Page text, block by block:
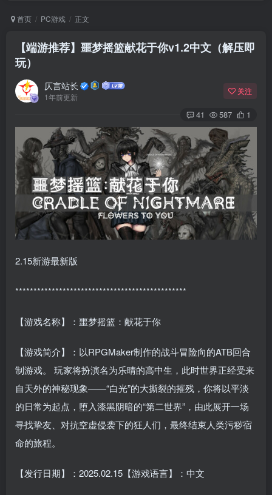
首页 PC游戏 正文
【端游推荐】噩梦摇篮献花于你v1.2中文（解压即
玩）
仄言站长
1年前更新
关注
41 587 1
2.15新游最新版
***********************************************
【游戏名称】：噩梦摇篮：献花于你
【游戏简介】：以RPGMaker制作的战斗冒险向的ATB回合
制游戏。 玩家将扮演名为乐晴的高中生，此时世界正经受来
自天外的神秘现象——“白光”的大撕裂的摧残，你将以平淡
的日常为起点，堕入漆黑阴暗的“第二世界”，由此展开一场
寻找挚友、对抗空虚侵袭下的狂人们，最终结束人类污秽宿
命的旅程。
【发行日期】：2025.02.15【游戏语言】：中文